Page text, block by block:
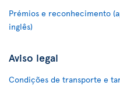
Prémios e reconhecimento
inglês)
Aviso legal
Condições de transporte e